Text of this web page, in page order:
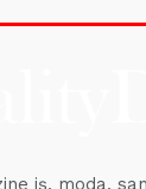
iş, moda,